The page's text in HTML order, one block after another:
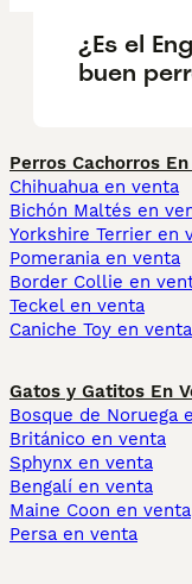
¿Es el
buen
Perros Cachorros
Chihuahua en venta
Bichón Maltés en
Yorkshire Terrier en
Pomerania en venta
Border Collie en
Teckel en venta
Caniche Toy en venta
Gatos y Gatitos En
Bosque de Noruega
Británico en venta
Sphynx en venta
Bengalí en venta
Maine Coon en venta
Persa en venta